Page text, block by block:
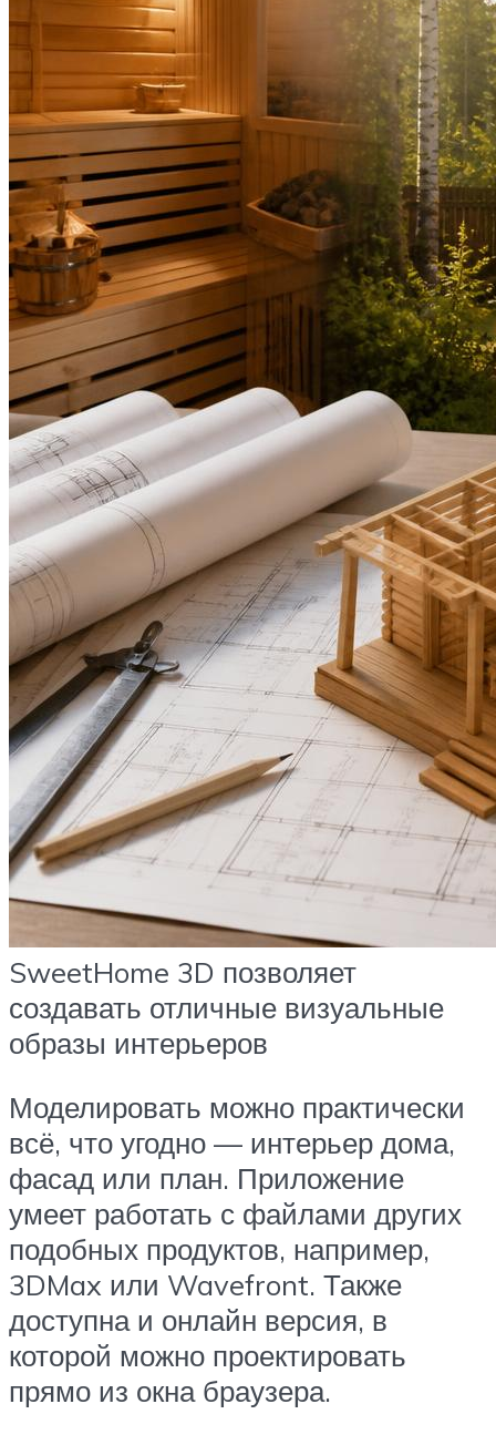
SweetHome 3D позволяет
создавать отличные визуальные
образы интерьеров
Моделировать можно практически
всё, что угодно — интерьер дома,
фасад или план. Приложение
умеет работать с файлами других
подобных продуктов, например,
3DMax или Wavefront. Также
доступна и онлайн версия, в
которой можно проектировать
прямо из окна браузера.